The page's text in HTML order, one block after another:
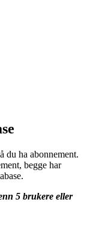
du ha abonnement.
begge har
5 brukere eller